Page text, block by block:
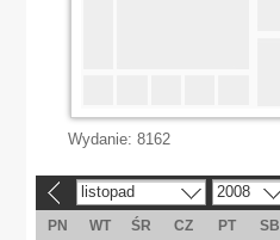
Wydanie: 8162
listopad 2008
PN WT ŚR CZ PT SB